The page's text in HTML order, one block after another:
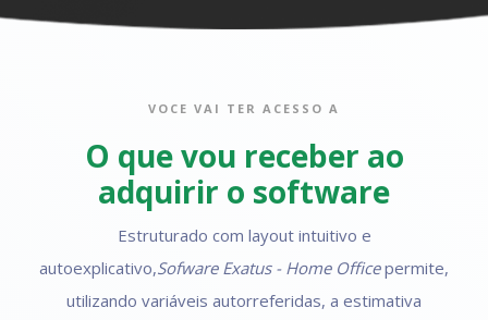
VOCE VAI TER ACESSO A
O que vou receber ao
adquirir o software
Estruturado com layout intuitivo e
autoexplicativo,Sofware Exatus - Home Officepermite,
utilizando variáveis autorreferidas, a estimativa